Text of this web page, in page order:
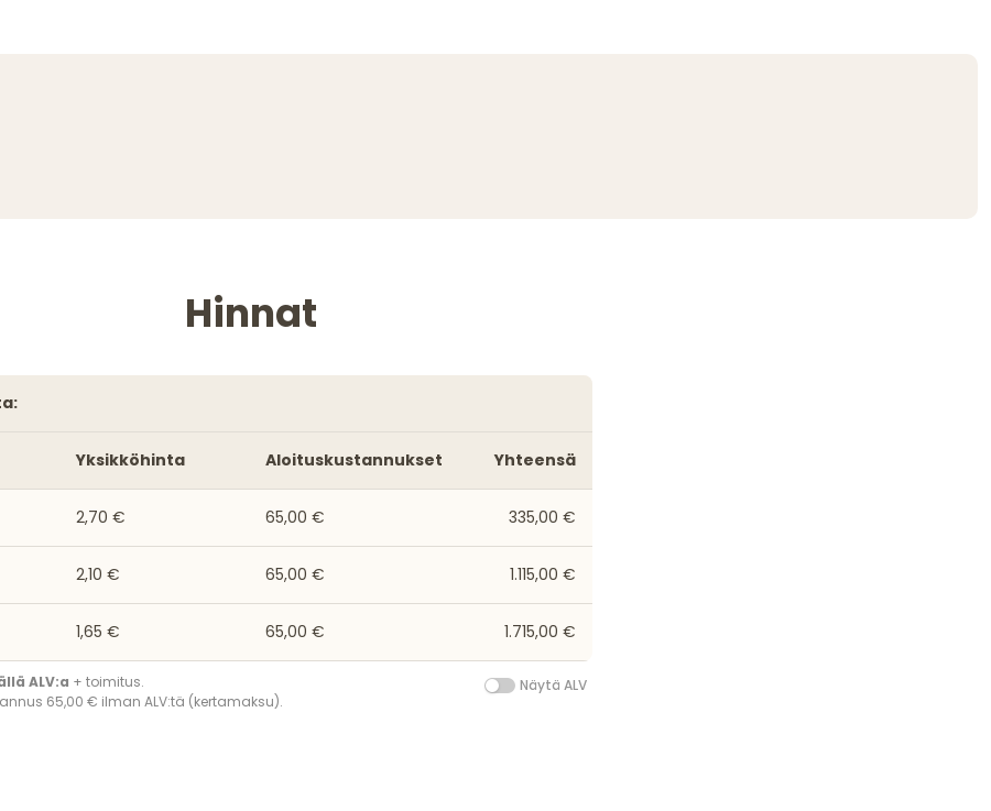
Hinnat
Yksikköhinta Aloituskustannukset Yhteensä
2,70 € 65,00 € 335,00 €
2,10 € 65,00 € 1.115,00 €
1,65 € 65,00 € 1.715,00 €
ALV:a + toimitus.
65,00 € ilman ALV:tä (kertamaksu).
Näytä ALV